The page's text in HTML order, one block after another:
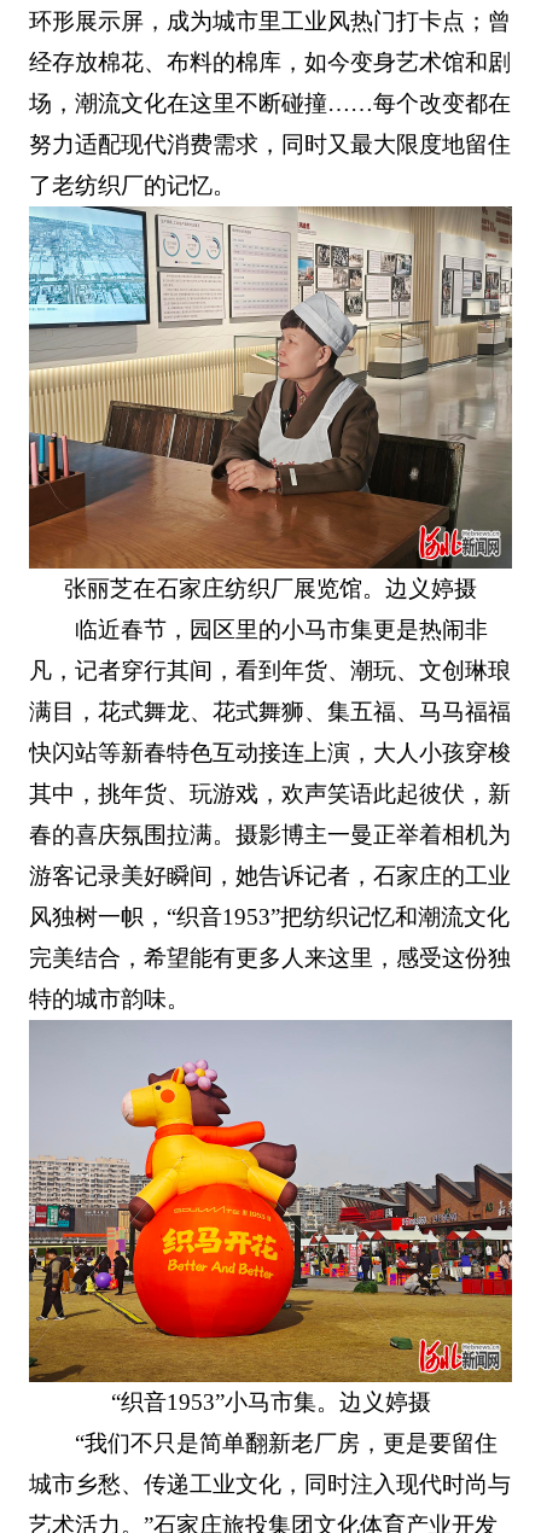
环形展示屏，成为城市里工业风热门打卡点；曾
经存放棉花、布料的棉库，如今变身艺术馆和剧
场，潮流文化在这里不断碰撞……每个改变都在
努力适配现代消费需求，同时又最大限度地留住
了老纺织厂的记忆。
张丽芝在石家庄纺织厂展览馆。边义婷摄
临近春节，园区里的小马市集更是热闹非
凡，记者穿行其间，看到年货、潮玩、文创琳琅
满目，花式舞龙、花式舞狮、集五福、马马福福
快闪站等新春特色互动接连上演，大人小孩穿梭
其中，挑年货、玩游戏，欢声笑语此起彼伏，新
春的喜庆氛围拉满。摄影博主一曼正举着相机为
游客记录美好瞬间，她告诉记者，石家庄的工业
风独树一帜，“织音1953”把纺织记忆和潮流文化
完美结合，希望能有更多人来这里，感受这份独
特的城市韵味。
“织音1953”小马市集。边义婷摄
“我们不只是简单翻新老厂房，更是要留住
城市乡愁、传递工业文化，同时注入现代时尚与
艺术活力。”石家庄旅投集团文化体育产业开发